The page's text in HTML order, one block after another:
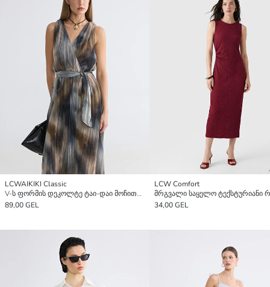
LCWAIKIKI Classic
V-ს ფორმის დეკოლტე ტაი-დაი მოჩითვის A-ფორმის შიფონის კაბა
89,00 GEL
LCW Comfort
34,00 GEL